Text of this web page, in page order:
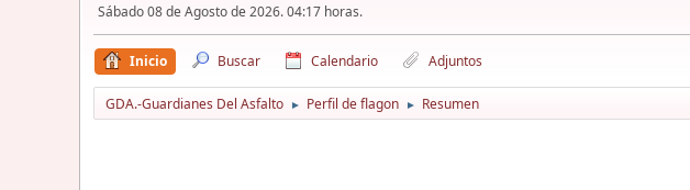
Sábado 08 de Agosto de 2026. 04:17 horas.
Inicio Buscar Calendario Adjuntos
GDA.-Guardianes Del Asfalto ► Perfil de flagon ► Resumen